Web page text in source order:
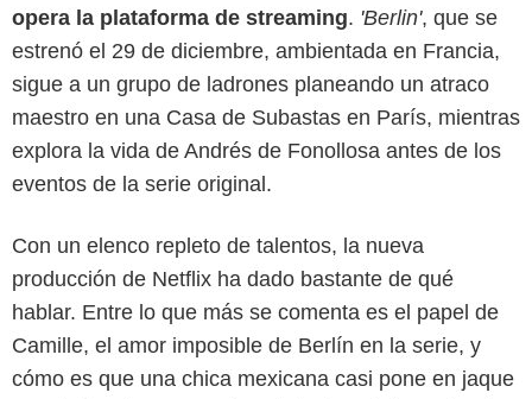
opera la plataforma de streaming. 'Berlin', que se
estrenó el 29 de diciembre, ambientada en Francia,
sigue a un grupo de ladrones planeando un atraco
maestro en una Casa de Subastas en París, mientras
explora la vida de Andrés de Fonollosa antes de los
eventos de la serie original.
Con un elenco repleto de talentos, la nueva
producción de Netflix ha dado bastante de qué
hablar. Entre lo que más se comenta es el papel de
Camille, el amor imposible de Berlín en la serie, y
cómo es que una chica mexicana casi pone en jaque
Netflix